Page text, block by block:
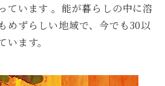
ています 。能が暮らしの中に溶
めずらしい地域で、今でも30以
います。